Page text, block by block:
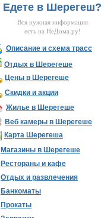
Едете в Шерегеш?
Вся нужная информация
есть на НеДома.ру!
Описание и схема трасс
Отдых в Шерегеше
Цены в Шерегеше
Скидки и акции
Жилье в Шерегеше
Веб камеры в Шерегеше
Карта Шерегеша
Магазины в Шерегеше
Рестораны и кафе
Отдых и развлечения
Банкоматы
Прокаты